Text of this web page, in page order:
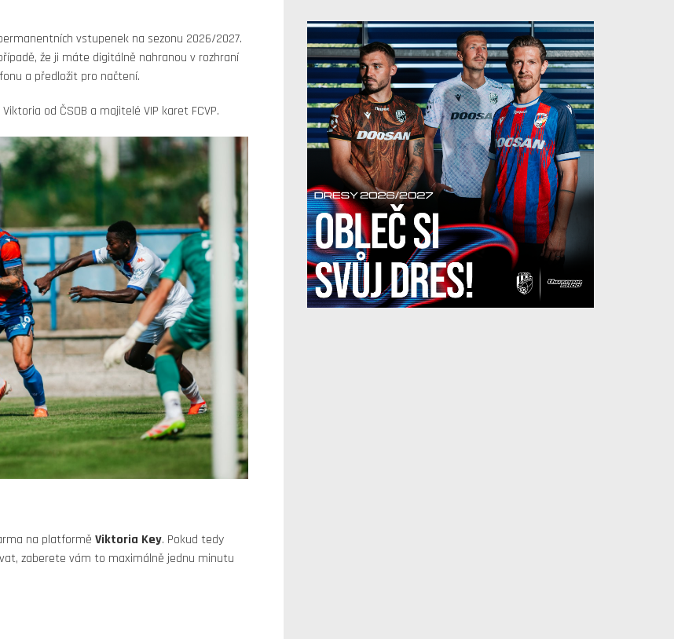
vstupenek na sezonu 2026/2027.
že ji máte digitálně nahranou v rozhraní
a předložit pro načtení.
od ČSOB a majitelé VIP karet FCVP.
na platformě Viktoria Key. Pokud tedy
zaberete vám to maximálně jednu minutu